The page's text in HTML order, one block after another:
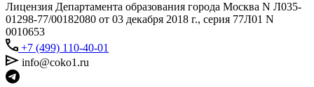
Лицензия Департамента образования города Москва N Л035-
01298-77/00182080 от 03 декабря 2018 г., серия 77Л01 N
0010653
+7 (499) 110-40-01
info@coko1.ru